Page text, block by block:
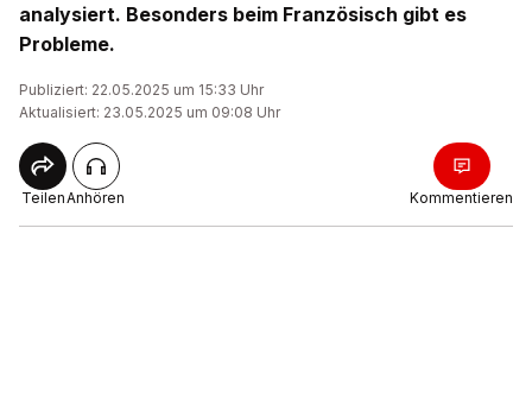
analysiert. Besonders beim Französisch gibt es
Probleme.
Publiziert: 22.05.2025 um 15:33 Uhr
Aktualisiert: 23.05.2025 um 09:08 Uhr
TeilenAnhören Kommentieren